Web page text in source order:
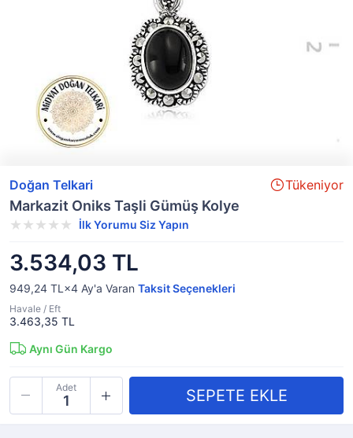
Doğan Telkari Tükeniyor
Markazit Oniks Taşli Gümüş Kolye
İlk Yorumu Siz Yapın
3.534,03 TL
949,24 TL×4 Ay'a Varan Taksit Seçenekleri
Havale / Eft
3.463,35 TL
Aynı Gün Kargo
Adet